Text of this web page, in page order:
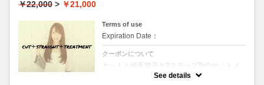
￥22,000 > ￥21,000
Terms of use
Expiration Date：
クーポンについて
カットと縮毛矯正と2ステップTrのセットメ
ニュー。髪質や状態に合わせて薬剤選定致し
See details